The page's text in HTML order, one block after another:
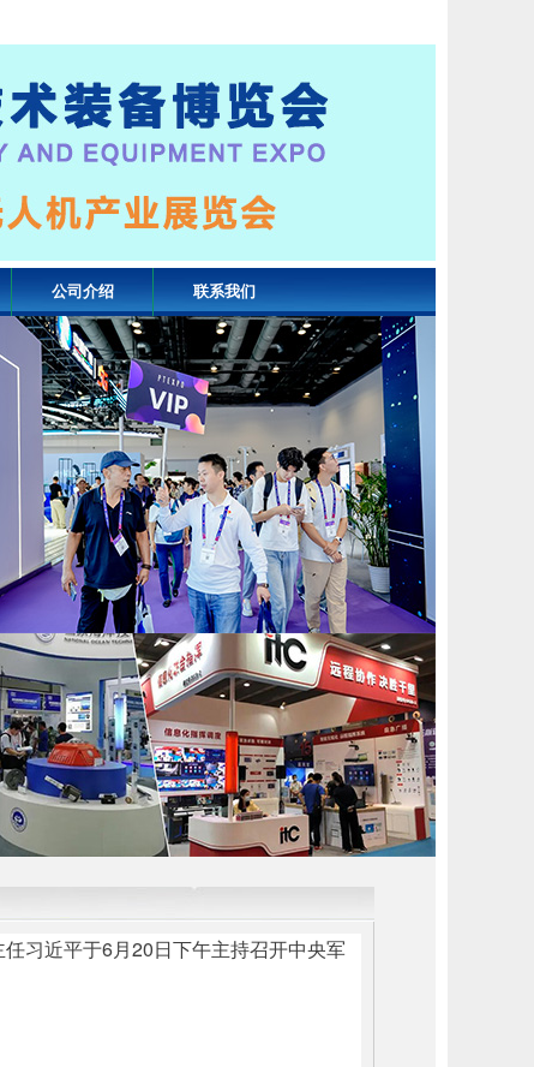
公司介绍 联系我们
习近平于6月20日下午主持召开中央军